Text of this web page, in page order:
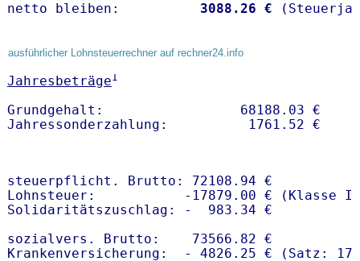
netto bleiben: 3088.26 €
ausführlicher Lohnsteuerrechner auf rechner24.info
Jahresbeträge1
Grundgehalt:                 68188.03 €
steuerpflicht. Brutto: 72108.94 €
Lohnsteuer:           -17879.00 € (Klasse I)
Solidaritätszuschlag: -  983.34 €
sozialvers. Brutto:    73566.82 €
Krankenversicherung:  - 4826.25 € (Satz: